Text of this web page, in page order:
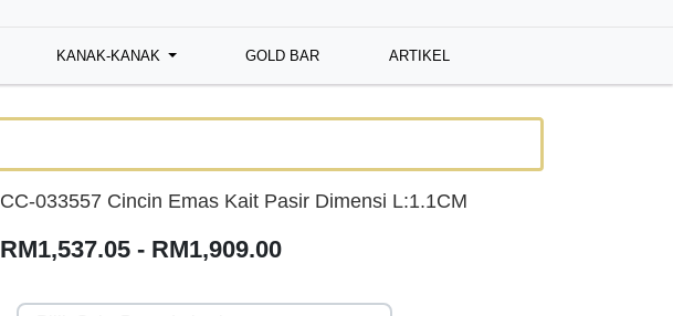
KANAK-KANAK GOLD BAR ARTIKEL
CC-033557 Cincin Emas Kait Pasir Dimensi L:1.1CM
RM1,537.05 - RM1,909.00